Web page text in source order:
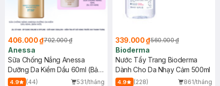
406.000 ₫702.000 ₫
Anessa
Sữa Chống Nắng Anessa
Dưỡng Da Kiềm Dầu 60ml (Bản
Mới)
4.9 (44)
531/tháng
339.000 ₫560.000 ₫
Bioderma
Nước Tẩy Trang Bioderma
Dành Cho Da Nhạy Cảm 500ml
4.9 (228)
861/tháng